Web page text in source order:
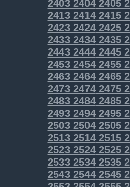
240324042405
241324142415
242324242425
243324342435
244324442445
245324542455
246324642465
247324742475
248324842485
249324942495
250325042505
251325142515
252325242525
253325342535
254325442545